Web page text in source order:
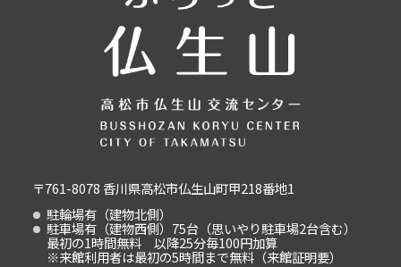
〒761-8078 香川県高松市仏生山町甲218番地1
駐輪場有（建物北側）
駐車場有（建物西側）75台（思いやり駐車場2台含む）
最初の1時間無料 以降25分毎100円加算
※来館利用者は最初の5時間まで無料（来館証明要）